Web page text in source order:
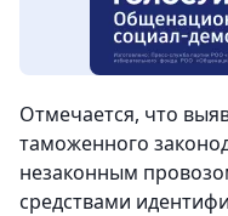
Отмечается, что
таможенного
незаконным
средствами